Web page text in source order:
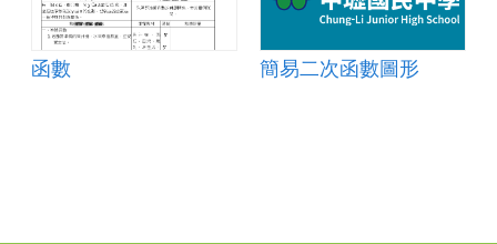
函數
簡易二次函數圖形